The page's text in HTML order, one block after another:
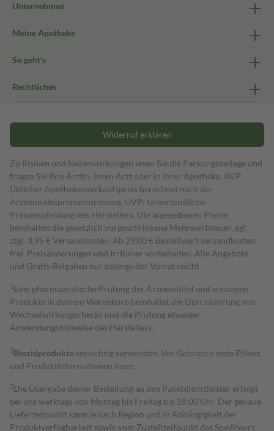
Unternehmen
Meine Apotheke
So geht's
Rechtliches
Widerruf erklären
Zu Risiken und Nebenwirkungen lesen Sie die Packungsbeilage und
fragen Sie Ihre Ärztin, Ihren Arzt oder in Ihrer Apotheke. AVP:
Üblicher Apothekenverkaufspreis berechnet nach der
Arzneimittelpreisverordnung. UVP: Unverbindliche
Preisempfehlung des Herstellers. Die angegebenen Preise
beinhalten die gesetzlich vorgeschriebene Mehrwertsteuer, ggf.
zzgl. 3,95 € Versandkosten. Ab 29,00 € Bestell­wert versand­kosten­
frei. Preisänderungen und Irrtümer vorbehalten. Alle Angebote
und Gratis-Beigaben nur solange der Vorrat reicht.
1 Eine pharmazeutische Prüfung der Arzneimittel und sonstigen
Produkte in deinem Warenkorb beinhaltet die Durchführung von
Wechselwirkungschecks und die Prüfung etwaiger
Anwendungshinweise des Herstellers.
2Biozidproduktevorsichtig verwenden. Vor Gebrauch stets Etikett
und Produktinformationen lesen.
3Die Übergabe deiner Bestellung an den Paketdienstleister erfolgt
bei uns werktags von Montag bis Freitag bis 18:00 Uhr. Der genaue
Lieferzeitpunkt kann je nach Region und in Abhängigkeit der
Produktverfügbarkeit sowie vom Zustellzeitpunkt des Spediteurs